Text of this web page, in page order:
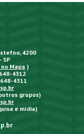
4200
SP
Mapa )
4312
4311
grupos)
e mídia)